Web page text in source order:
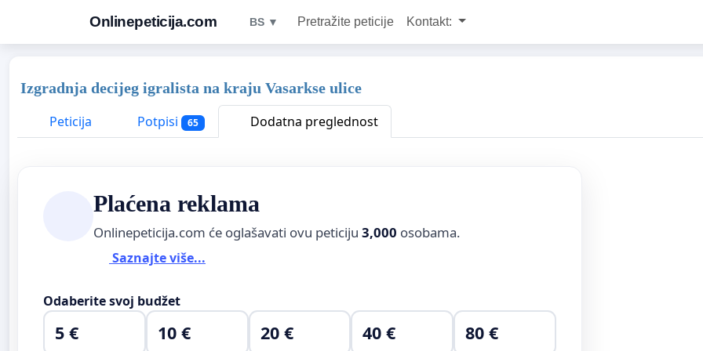
Onlinepeticija.com BS ▼ Pretražite peticije Kontakt:
Izgradnja decijeg igralista na kraju Vasarkse ulice
Peticija
Potpisi 65 Dodatna preglednost
Plaćena reklama
Onlinepeticija.com će oglašavati ovu peticiju 3,000 osobama.
Saznajte više...
Odaberite svoj budžet
5 € 10 € 20 € 40 € 80 €